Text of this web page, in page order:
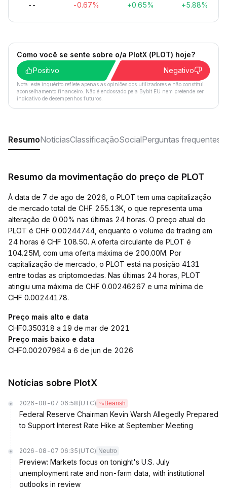
-- -0.67% +0.65% +5.88%
Como você se sente sobre o/a PlotX (PLOT) hoje?
Positivo
Negativo
Nota: este inquérito reflete apenas as opiniões dos utilizadores e não constitui
aconselhamento financeiro. Não é endossado pela Bybit EU nem pretende ser
indicativo de desempenhos futuros.
ResumoNotíciasClassificaçãoSocialPerguntas frequentes
Resumo da movimentação do preço de PLOT
À data de 7 de ago de 2026, o PLOT tem uma capitalização
de mercado total de CHF 255.13K, o que representa uma
alteração de 0.00% nas últimas 24 horas. O preço atual do
PLOT é CHF 0.00244744, enquanto o volume de trading em
24 horas é CHF 108.50. A oferta circulante de PLOT é
104.25M, com uma oferta máxima de 200.00M. Por
capitalização de mercado, o PLOT está na posição 4131
entre todas as criptomoedas. Nas últimas 24 horas, PLOT
atingiu uma máxima de CHF 0.00246267 e uma mínima de
CHF 0.00244178.
Preço mais alto e data
CHF0.350318 a 19 de mar de 2021
Preço mais baixo e data
CHF0.00207964 a 6 de jun de 2026
Notícias sobre PlotX
2026-08-07 06:58 (UTC) Bearish
Federal Reserve Chairman Kevin Warsh Allegedly Prepared
to Support Interest Rate Hike at September Meeting
2026-08-07 06:35 (UTC) Neutro
Preview: Markets focus on tonight's U.S. July
unemployment rate and non-farm data, with institutional
outlooks in review